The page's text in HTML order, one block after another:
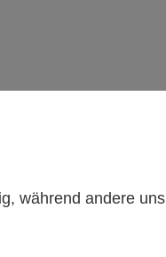
während andere uns